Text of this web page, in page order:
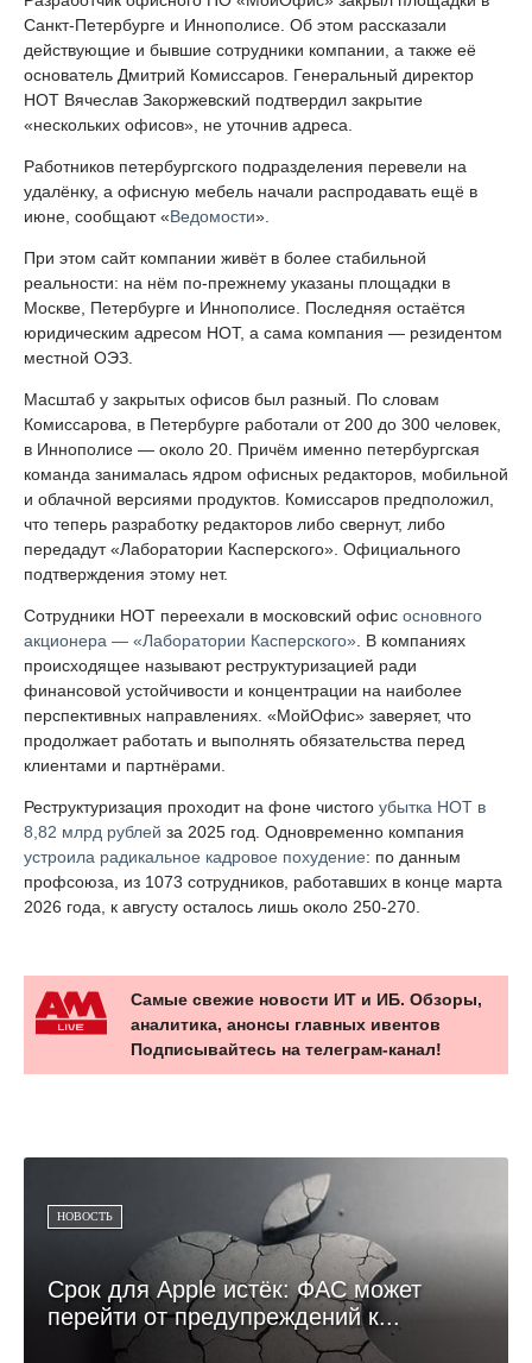
Санкт-Петербурге и Иннополисе. Об этом рассказали
действующие и бывшие сотрудники компании, а также её
основатель Дмитрий Комиссаров. Генеральный директор
НОТ Вячеслав Закоржевский подтвердил закрытие
«нескольких офисов», не уточнив адреса.
Работников петербургского подразделения перевели на
удалёнку, а офисную мебель начали распродавать ещё в
июне, сообщают «Ведомости».
При этом сайт компании живёт в более стабильной
реальности: на нём по-прежнему указаны площадки в
Москве, Петербурге и Иннополисе. Последняя остаётся
юридическим адресом НОТ, а сама компания — резидентом
местной ОЭЗ.
Масштаб у закрытых офисов был разный. По словам
Комиссарова, в Петербурге работали от 200 до 300 человек,
в Иннополисе — около 20. Причём именно петербургская
команда занималась ядром офисных редакторов, мобильной
и облачной версиями продуктов. Комиссаров предположил,
что теперь разработку редакторов либо свернут, либо
передадут «Лаборатории Касперского». Официального
подтверждения этому нет.
Сотрудники НОТ переехали в московский офис основного
акционера — «Лаборатории Касперского» . В компаниях
происходящее называют реструктуризацией ради
финансовой устойчивости и концентрации на наиболее
перспективных направлениях. «МойОфис» заверяет, что
продолжает работать и выполнять обязательства перед
клиентами и партнёрами.
Реструктуризация проходит на фоне чистого убытка НОТ в
8,82 млрд рублей за 2025 год. Одновременно компания
устроила радикальное кадровое похудение: по данным
профсоюза, из 1073 сотрудников, работавших в конце марта
2026 года, к августу осталось лишь около 250-270.
Самые свежие новости ИТ и ИБ. Обзоры,
аналитика, анонсы главных ивентов
Подписывайтесь на телеграм-канал!
НОВОСТЬ
Срок для Apple истёк: ФАС может
перейти от предупреждений к...